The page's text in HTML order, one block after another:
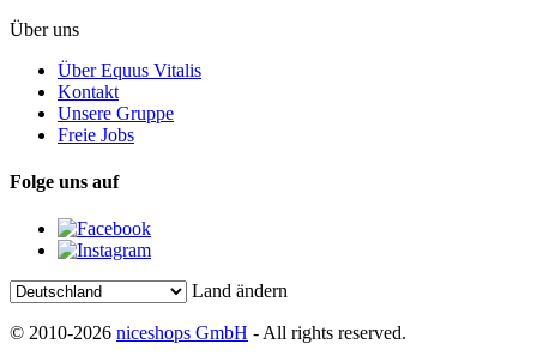
Über uns
Über Equus Vitalis
Kontakt
Unsere Gruppe
Freie Jobs
Folge uns auf
Land ändern
© 2010-2026 niceshops GmbH - All rights reserved.